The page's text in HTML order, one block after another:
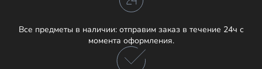
Все предметы в наличии: отправим заказ в течение 24ч с
момента оформления.